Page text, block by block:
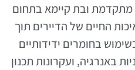
מתקדמת ובת קיימא בתחום
החיים של הדיירים תוך
בחומרים ידידותיים
באנרגיה, ועקרונות תכנון